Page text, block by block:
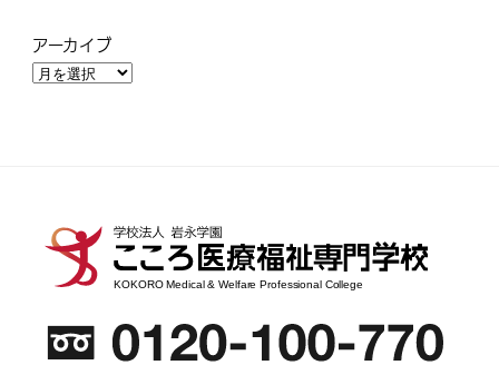
アーカイブ